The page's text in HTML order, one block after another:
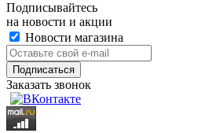
Подписывайтесь
на новости и акции
Новости магазина
Заказать звонок